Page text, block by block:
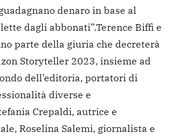
denaro in base al
dagli abbonati”.Terence Biffi e
parte della giuria che decreterà
Storyteller 2023, insieme ad
dell’editoria, portatori di
diverse e
Crepaldi, autrice e
Roselina Salemi, giornalista e